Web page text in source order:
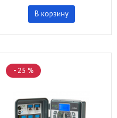
В корзину
- 25 %